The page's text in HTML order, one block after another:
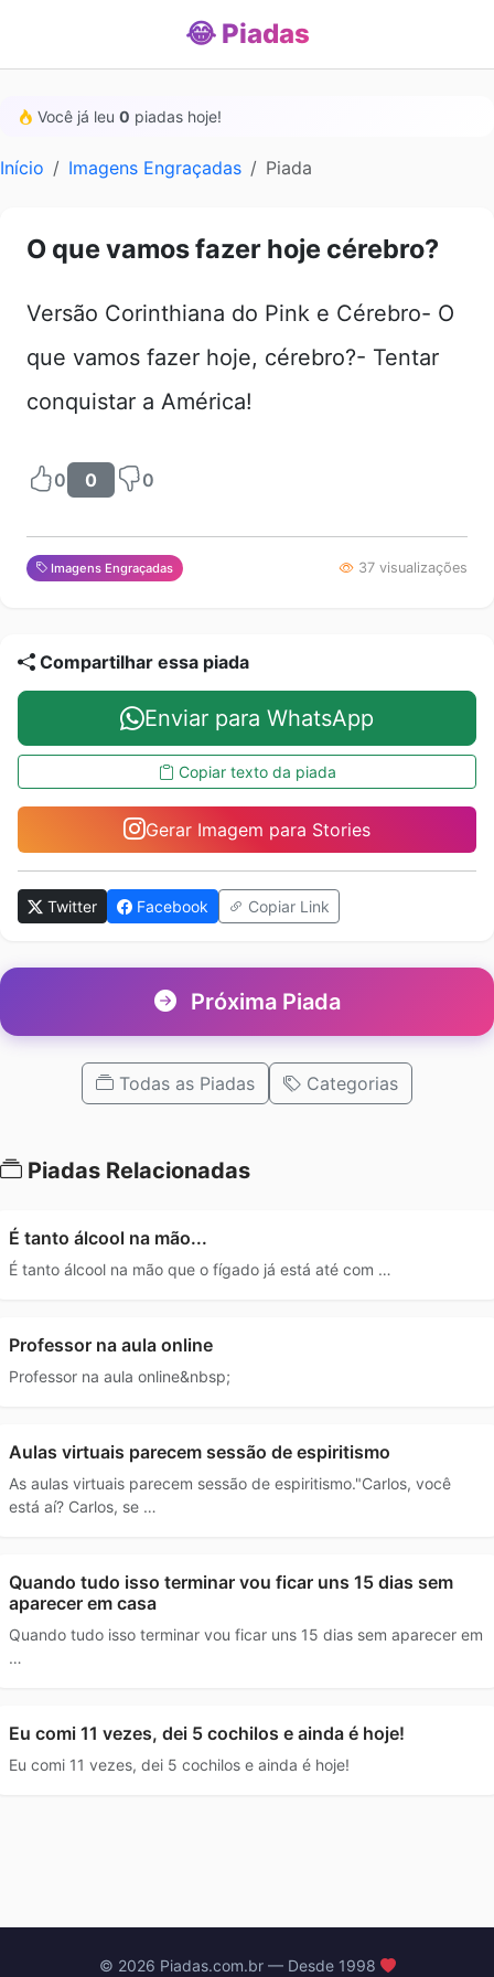
😂 Piadas
Você já leu 0 piadas hoje!
Início Imagens Engraçadas Piada
O que vamos fazer hoje cérebro?
Versão Corinthiana do Pink e Cérebro- O
que vamos fazer hoje, cérebro?- Tentar
conquistar a América!
0 0 0
Imagens Engraçadas 37 visualizações
Compartilhar essa piada
Enviar para WhatsApp
Copiar texto da piada
Gerar Imagem para Stories
Twitter Facebook Copiar Link
Próxima Piada
Todas as Piadas Categorias
Piadas Relacionadas
É tanto álcool na mão...
É tanto álcool na mão que o fígado já está até com …
Professor na aula online
Professor na aula online&nbsp;
Aulas virtuais parecem sessão de espiritismo
As aulas virtuais parecem sessão de espiritismo."Carlos, você
está aí? Carlos, se …
Quando tudo isso terminar vou ficar uns 15 dias sem
aparecer em casa
Quando tudo isso terminar vou ficar uns 15 dias sem aparecer em
…
Eu comi 11 vezes, dei 5 cochilos e ainda é hoje!
Eu comi 11 vezes, dei 5 cochilos e ainda é hoje!
© 2026 Piadas.com.br — Desde 1998